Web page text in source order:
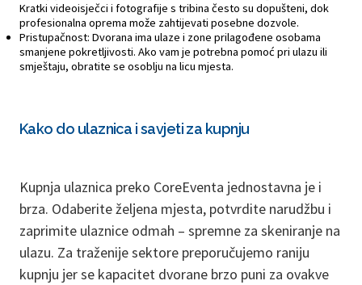
Kratki videoisječci i fotografije s tribina često su dopušteni, dok
profesionalna oprema može zahtijevati posebne dozvole.
Pristupačnost: Dvorana ima ulaze i zone prilagođene osobama
smanjene pokretljivosti. Ako vam je potrebna pomoć pri ulazu ili
smještaju, obratite se osoblju na licu mjesta.
Kako do ulaznica i savjeti za kupnju
Kupnja ulaznica preko CoreEventa jednostavna je i
brza. Odaberite željena mjesta, potvrdite narudžbu i
zaprimite ulaznice odmah – spremne za skeniranje na
ulazu. Za traženije sektore preporučujemo raniju
kupnju jer se kapacitet dvorane brzo puni za ovakve